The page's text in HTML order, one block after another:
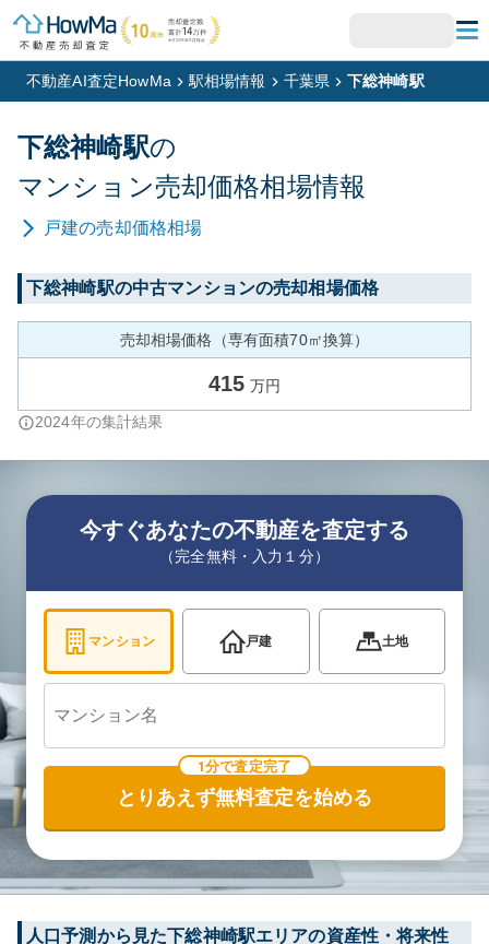
不動産AI査定HowMa 駅相場情報 千葉県 下総神崎駅
下総神崎駅の
マンション売却価格相場情報
戸建の売却価格相場
下総神崎駅の中古マンションの売却相場価格
売却相場価格（専有面積70㎡換算）
415 万円
2024年の集計結果
今すぐあなたの不動産を査定する
（完全無料・入力１分）
マンション 戸建 土地
1分で査定完了
とりあえず無料査定を始める
人口予測から見た下総神崎駅エリアの資産性・将来性